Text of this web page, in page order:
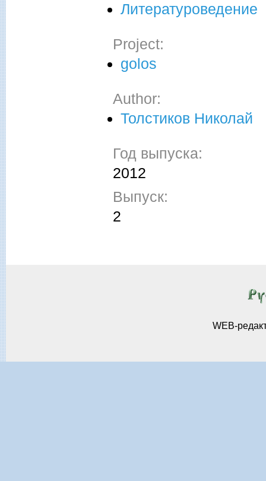
Литературоведение
Project:
golos
Author:
Толстиков Николай
Год выпуска:
2012
Выпуск:
2
WEB-